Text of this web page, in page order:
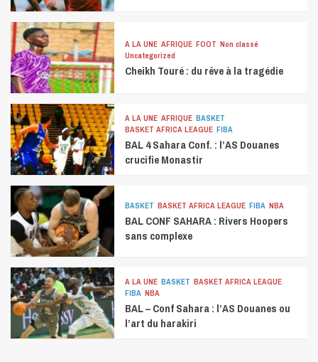
A LA UNE AFRIQUE FOOT Non classé
Uncategorized
Cheikh Touré : du rêve à la tragédie
A LA UNE AFRIQUE BASKET
BASKET AFRICA LEAGUE FIBA
BAL 4 Sahara Conf. : l’AS Douanes
crucifie Monastir
BASKET BASKET AFRICA LEAGUE FIBA NBA
BAL CONF SAHARA : Rivers Hoopers
sans complexe
A LA UNE BASKET BASKET AFRICA LEAGUE
FIBA NBA
BAL – Conf Sahara : l’AS Douanes ou
l’art du harakiri